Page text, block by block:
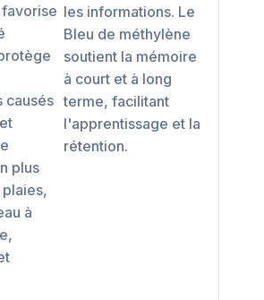
causés
plus
à
les informations. Le
Bleu de méthylène
soutient la mémoire
à court et à long
terme, facilitant
l'apprentissage et la
rétention.